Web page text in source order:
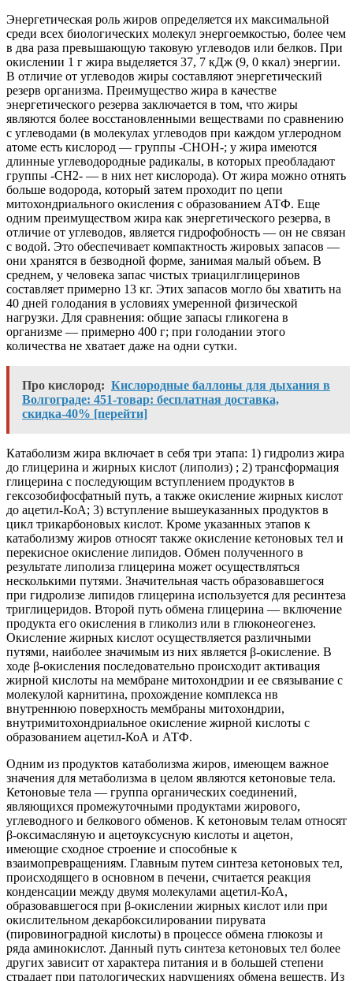
Энергетическая роль жиров определяется их максимальной
среди всех биологических молекул энергоемкостью, более чем
в два раза превышающую таковую углеводов или белков. При
окислении 1 г жира выделяется 37, 7 кДж (9, 0 ккал) энергии.
В отличие от углеводов жиры составляют энергетический
резерв организма. Преимущество жира в качестве
энергетического резерва заключается в том, что жиры
являются более восстановленными веществами по сравнению
с углеводами (в молекулах углеводов при каждом углеродном
атоме есть кислород — группы -CHOH-; у жира имеются
длинные углеводородные радикалы, в которых преобладают
группы -CH2- — в них нет кислорода). От жира можно отнять
больше водорода, который затем проходит по цепи
митохондриального окисления с образованием АТФ. Еще
одним преимуществом жира как энергетического резерва, в
отличие от углеводов, является гидрофобность — он не связан
с водой. Это обеспечивает компактность жировых запасов —
они хранятся в безводной форме, занимая малый объем. В
среднем, у человека запас чистых триацилглицеринов
составляет примерно 13 кг. Этих запасов могло бы хватить на
40 дней голодания в условиях умеренной физической
нагрузки. Для сравнения: общие запасы гликогена в
организме — примерно 400 г; при голодании этого
количества не хватает даже на одни сутки.
Про кислород: Кислородные баллоны для дыхания в
Волгограде: 451-товар: бесплатная доставка,
скидка-40% [перейти]
Катаболизм жира включает в себя три этапа: 1) гидролиз жира
до глицерина и жирных кислот (липолиз) ; 2) трансформация
глицерина с последующим вступлением продуктов в
гексозобифосфатный путь, а также окисление жирных кислот
до ацетил-КоА; 3) вступление вышеуказанных продуктов в
цикл трикарбоновых кислот. Кроме указанных этапов к
катаболизму жиров относят также окисление кетоновых тел и
перекисное окисление липидов. Обмен полученного в
результате липолиза глицерина может осуществляться
несколькими путями. Значительная часть образовавшегося
при гидролизе липидов глицерина используется для ресинтеза
триглицеридов. Второй путь обмена глицерина — включение
продукта его окисления в гликолиз или в глюконеогенез.
Окисление жирных кислот осуществляется различными
путями, наиболее значимым из них является β-окисление. В
ходе β-окисления последовательно происходит активация
жирной кислоты на мембране митохондрии и ее связывание с
молекулой карнитина, прохождение комплекса нв
внутреннюю поверхность мембраны митохондрии,
внутримитохондриальное окисление жирной кислоты с
образованием ацетил-КоА и АТФ.
Одним из продуктов катаболизма жиров, имеющем важное
значения для метаболизма в целом являются кетоновые тела.
Кетоновые тела — группа органических соединений,
являющихся промежуточными продуктами жирового,
углеводного и белкового обменов. К кетоновым телам относят
β-оксимасляную и ацетоуксусную кислоты и ацетон,
имеющие сходное строение и способные к
взаимопревращениям. Главным путем синтеза кетоновых тел,
происходящего в основном в печени, считается реакция
конденсации между двумя молекулами ацетил-КоА,
образовавшегося при β-окислении жирных кислот или при
окислительном декарбоксилировании пирувата
(пировиноградной кислоты) в процессе обмена глюкозы и
ряда аминокислот. Данный путь синтеза кетоновых тел более
других зависит от характера питания и в большей степени
страдает при патологических нарушениях обмена веществ. Из